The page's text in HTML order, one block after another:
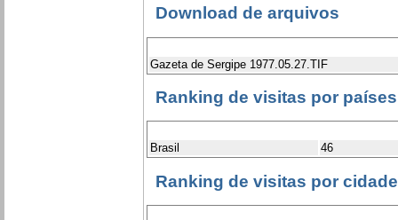
Download de arquivos
Gazeta de Sergipe 1977.05.27.TIF
Ranking de visitas por países
Brasil 46
Ranking de visitas por